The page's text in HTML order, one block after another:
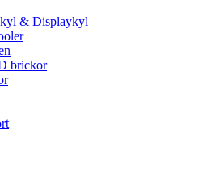
& Displaykyl
brickor